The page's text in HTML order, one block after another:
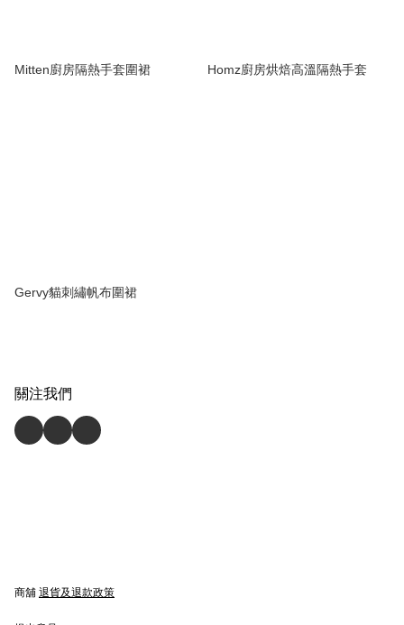
Mitten廚房隔熱手套圍裙 Homz廚房烘焙高溫隔熱手套
Gervy貓刺繡帆布圍裙
關注我們
商舖 退貨及退款政策